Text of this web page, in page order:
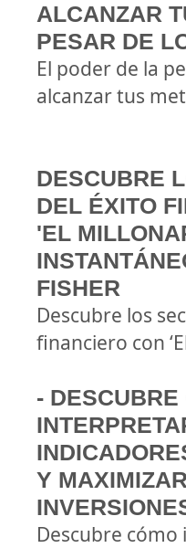
ALCANZAR
PESAR DE
El poder de la
alcanzar tus
DESCUBRE
DEL ÉXITO
'EL
FISHER
Descubre los
financiero con
- DESCUBRE
Y
Descubre